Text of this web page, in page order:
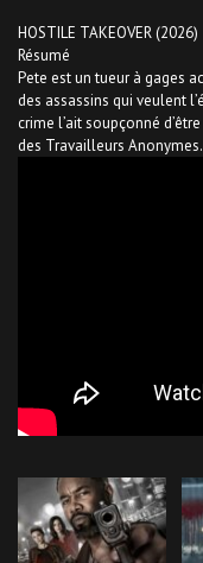
HOSTILE TAKEOVER (2026)
Résumé
Pete est un tueur à gages
des assassins qui veulent
crime l’ait soupçonné
des Travailleurs